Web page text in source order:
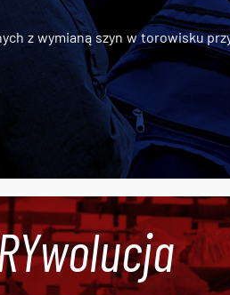
z wymianą szyn w torowisku